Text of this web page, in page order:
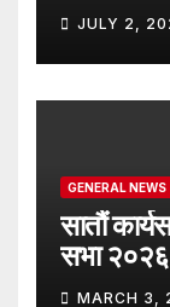
JULY 2,
GENERAL NEWS
सातौं
सभा २०२६
MARCH 3,